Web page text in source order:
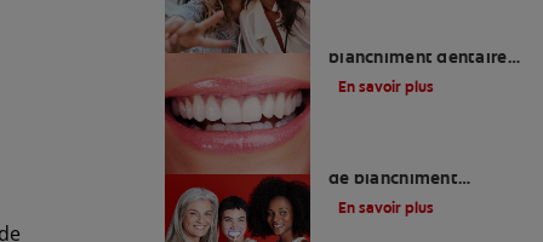
blanchiment dentaire
choisir ?
En savoir plus
de blanchiment
dentaire en vente libre
En savoir plus